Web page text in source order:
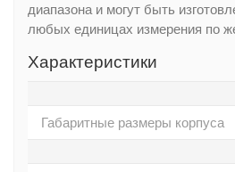
диапазона и могут быть
любых единицах измерения по
Характеристики
Габаритные размеры корпуса